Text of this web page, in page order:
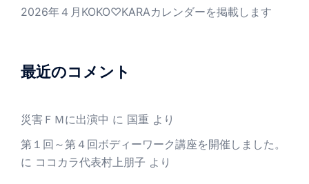
2026年４月KOKO♡KARAカレンダーを掲載します
最近のコメント
災害ＦＭに出演中 に 国重 より
第１回～第４回ボディーワーク講座を開催しました。
に ココカラ代表村上朋子 より